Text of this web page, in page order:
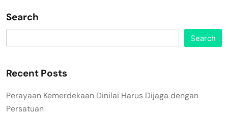
Search
Search
Recent Posts
Perayaan Kemerdekaan Dinilai Harus Dijaga dengan
Persatuan